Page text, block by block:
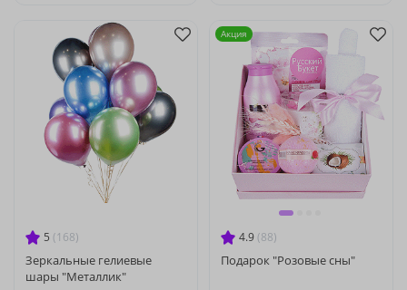
5 (168)
Зеркальные гелиевые
шары "Металлик"
4.9 (88)
Подарок "Розовые сны"
Акция